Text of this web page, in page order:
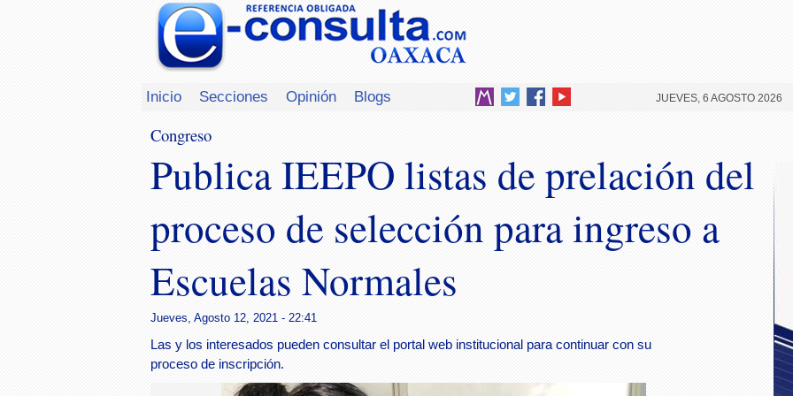
Inicio Secciones Opinión Blogs JUEVES, 6 AGOSTO 2026
Congreso
Publica IEEPO listas de prelación del
proceso de selección para ingreso a
Escuelas Normales
Jueves, Agosto 12, 2021 - 22:41
Las y los interesados pueden consultar el portal web institucional para continuar con su
proceso de inscripción.